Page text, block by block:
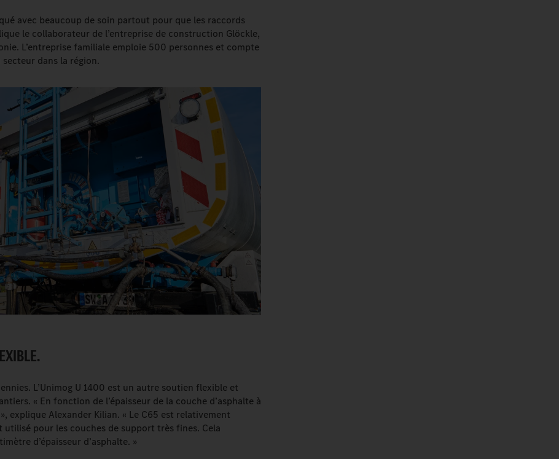
avec beaucoup de soin partout pour que les raccords
le collaborateur de l’entreprise de construction Glöckle,
L’entreprise familiale emploie 500 personnes et compte
dans la région.
L’Unimog U 1400 est un autre soutien flexible et
« En fonction de l’épaisseur de la couche d’asphalte à
explique Alexander Kilian. « Le C65 est relativement
pour les couches de support très fines. Cela
d’épaisseur d’asphalte. »